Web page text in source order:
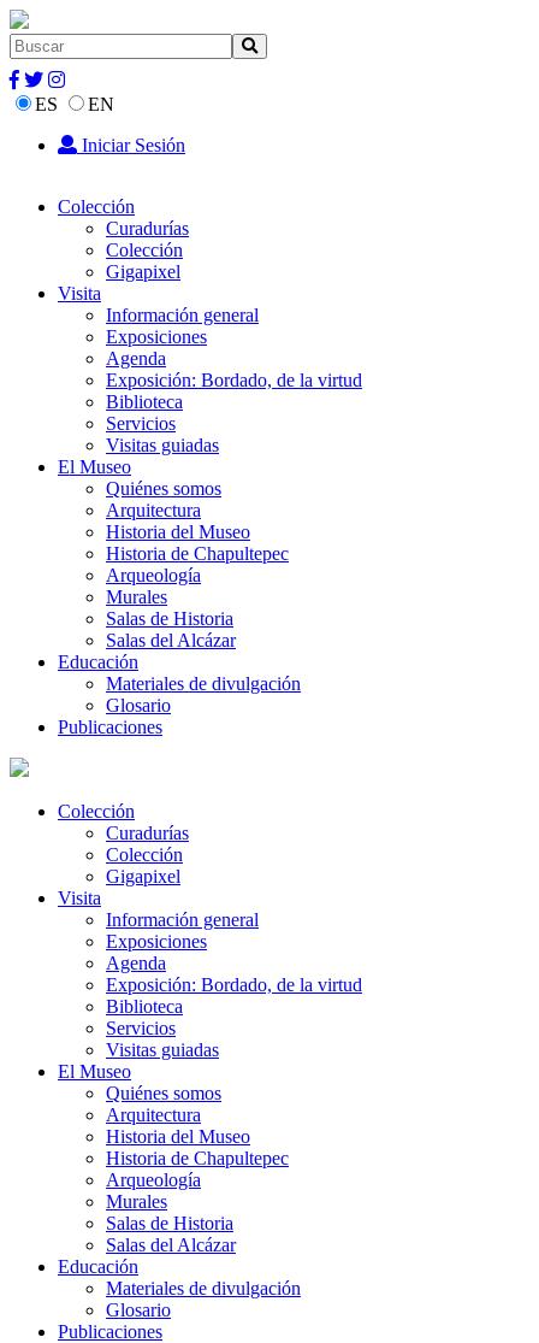
ES
EN
Iniciar Sesión
Colección
Curadurías
Colección
Gigapixel
Visita
Información general
Exposiciones
Agenda
Exposición: Bordado, de la virtud
Biblioteca
Servicios
Visitas guiadas
El Museo
Quiénes somos
Arquitectura
Historia del Museo
Historia de Chapultepec
Arqueología
Murales
Salas de Historia
Salas del Alcázar
Educación
Materiales de divulgación
Glosario
Publicaciones
Colección
Curadurías
Colección
Gigapixel
Visita
Información general
Exposiciones
Agenda
Exposición: Bordado, de la virtud
Biblioteca
Servicios
Visitas guiadas
El Museo
Quiénes somos
Arquitectura
Historia del Museo
Historia de Chapultepec
Arqueología
Murales
Salas de Historia
Salas del Alcázar
Educación
Materiales de divulgación
Glosario
Publicaciones